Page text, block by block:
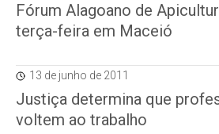
Fórum Alagoano de
terça-feira em Maceió
13 de junho de 2011
Justiça determina que
voltem ao trabalho